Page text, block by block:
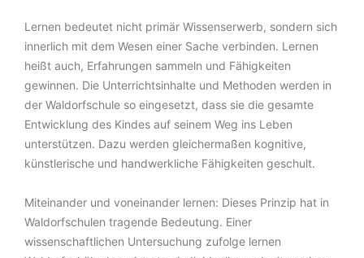
Lernen bedeutet nicht primär Wissenserwerb, sondern sich
innerlich mit dem Wesen einer Sache verbinden. Lernen
heißt auch, Erfahrungen sammeln und Fähigkeiten
gewinnen. Die Unterrichtsinhalte und Methoden werden in
der Waldorfschule so eingesetzt, dass sie die gesamte
Entwicklung des Kindes auf seinem Weg ins Leben
unterstützen. Dazu werden gleichermaßen kognitive,
künstlerische und handwerkliche Fähigkeiten geschult.
Miteinander und voneinander lernen: Dieses Prinzip hat in
Waldorfschulen tragende Bedeutung. Einer
wissenschaftlichen Untersuchung zufolge lernen